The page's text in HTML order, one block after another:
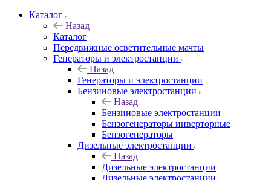
Каталог
Назад
Каталог
Передвижные осветительные мачты
Генераторы и электростанции
Назад
Генераторы и электростанции
Бензиновые электростанции
Назад
Бензиновые электростанции
Бензогенераторы инверторные
Бензогенераторы
Дизельные электростанции
Назад
Дизельные электростанции
Дизельные электростанции